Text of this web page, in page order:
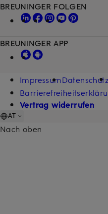
BREUNINGER FOLGEN
BREUNINGER APP
ImpressumDatenschutz
Vertrag widerrufen
AT
Nach oben